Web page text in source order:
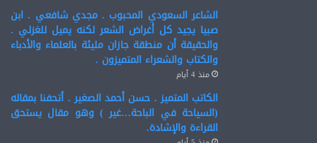
الشاعر السعودي المحبوب . مجدي شافعي . ابن
صبيا يجيد كل أغراض الشعر لكنه يميل للغزلي .
والحقيقة أن منطقة جازان مليئة بالعلماء والأدباء
والكتاب والشعراء المتميزون .
منذ 4 أيام
الكاتب المتميز . حسن أحمد الصغير . أتحفنا بمقاله
(السياحة في الباحة…غير ) وهو مقال يستحق
القراءة والإشادة.